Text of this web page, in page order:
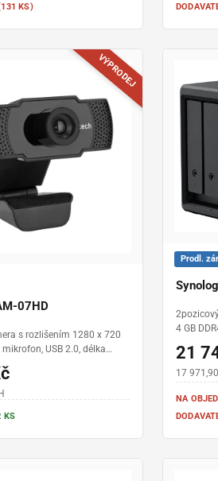
KS)
VÝPRODEJ
07HD
s rozlišením 1280 x 720
mikrofon, USB 2.0, délka
KS
Prodl.
4 GB
LAN •
až na 7
pro firmy
21
17
NA